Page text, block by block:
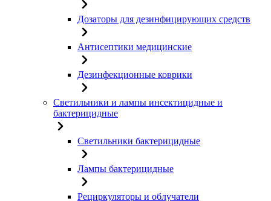
Дозаторы для дезинфицирующих средств
Антисептики медицинские
Дезинфекционные коврики
Светильники и лампы инсектицидные и
бактерицидные
Светильники бактерицидные
Лампы бактерицидные
Рециркуляторы и облучатели